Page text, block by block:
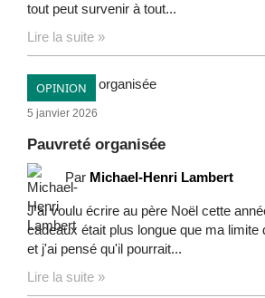
tout peut survenir à tout...
Lire la suite »
OPINION
5 janvier 2026
Pauvreté organisée
Par Michael-Henri Lambert
J'ai voulu écrire au père Noël cette
cadeaux était plus longue que ma limite
et j'ai pensé qu'il pourrait...
Lire la suite »